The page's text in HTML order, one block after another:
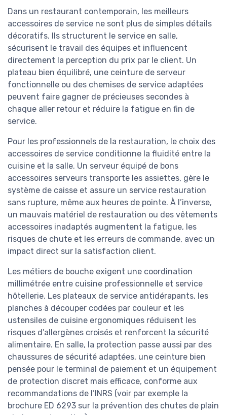
Dans un restaurant contemporain, les meilleurs
accessoires de service ne sont plus de simples détails
décoratifs. Ils structurent le service en salle,
sécurisent le travail des équipes et influencent
directement la perception du prix par le client. Un
plateau bien équilibré, une ceinture de serveur
fonctionnelle ou des chemises de service adaptées
peuvent faire gagner de précieuses secondes à
chaque aller retour et réduire la fatigue en fin de
service.
Pour les professionnels de la restauration, le choix des
accessoires de service conditionne la fluidité entre la
cuisine et la salle. Un serveur équipé de bons
accessoires serveurs transporte les assiettes, gère le
système de caisse et assure un service restauration
sans rupture, même aux heures de pointe. À l’inverse,
un mauvais matériel de restauration ou des vêtements
accessoires inadaptés augmentent la fatigue, les
risques de chute et les erreurs de commande, avec un
impact direct sur la satisfaction client.
Les métiers de bouche exigent une coordination
millimétrée entre cuisine professionnelle et service
hôtellerie. Les plateaux de service antidérapants, les
planches à découper codées par couleur et les
ustensiles de cuisine ergonomiques réduisent les
risques d’allergènes croisés et renforcent la sécurité
alimentaire. En salle, la protection passe aussi par des
chaussures de sécurité adaptées, une ceinture bien
pensée pour le terminal de paiement et un équipement
de protection discret mais efficace, conforme aux
recommandations de l’INRS (voir par exemple la
brochure ED 6293 sur la prévention des chutes de plain